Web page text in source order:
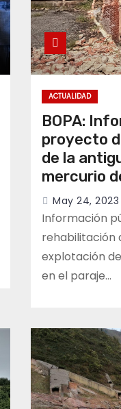
ACTUALIDAD
BOPA:
proyecto
de la
mercurio
May 24, 2023
Información
rehabilitación
explotación
en el paraje…